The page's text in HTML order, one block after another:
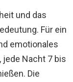
und das
Für ein
emotionales
Nacht 7 bis
Die